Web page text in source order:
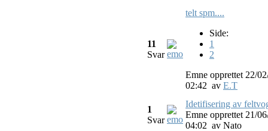
11
Svar
telt spm....
Side:
1
2
Emne opprettet 22/
02:42 av E.T
1
Svar
Idetifisering av
Emne opprettet 21/
04:02 av Nato